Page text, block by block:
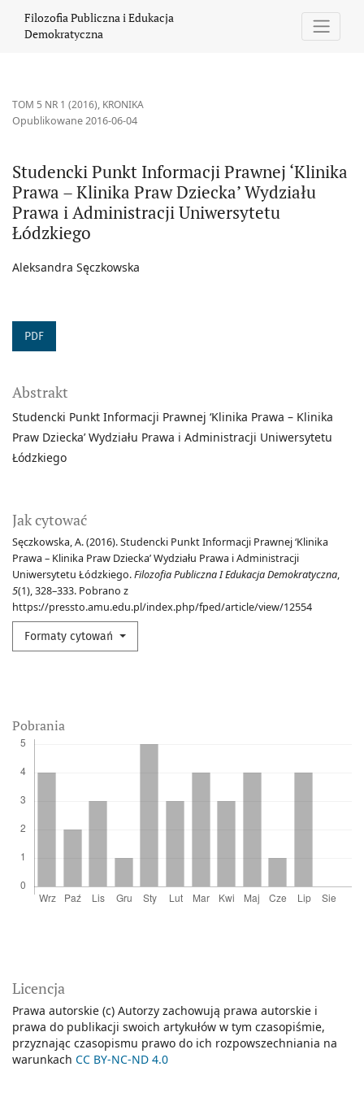
Filozofia Publiczna i Edukacja
Demokratyczna
TOM 5 NR 1 (2016), KRONIKA
Studencki Punkt Informacji Prawnej ‘Klinika
Prawa – Klinika Praw Dziecka’ Wydziału
Prawa i Administracji Uniwersytetu
Łódzkiego
Opublikowane 2016-06-04
Aleksandra Sęczkowska
PDF
Jak cytować
Sęczkowska, A. (2016). Studencki Punkt Informacji Prawnej ‘Klinika
Prawa – Klinika Praw Dziecka’ Wydziału Prawa i Administracji
Uniwersytetu Łódzkiego.Filozofia Publiczna I Edukacja Demokratyczna,
5(1), 328–333. Pobrano z
https://pressto.amu.edu.pl/index.php/fped/article/view/12554
Formaty cytowań
Abstrakt
Studencki Punkt Informacji Prawnej ‘Klinika Prawa – Klinika
Praw Dziecka’ Wydziału Prawa i Administracji Uniwersytetu
Łódzkiego
Pobrania
Licencja
Prawa autorskie (c) Autorzy zachowują prawa autorskie i
prawa do publikacji swoich artykułów w tym czasopiśmie,
przyznając czasopismu prawo do ich rozpowszechniania na
warunkach CC BY-NC-ND 4.0